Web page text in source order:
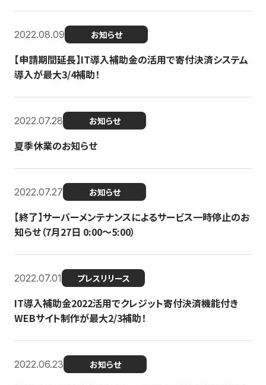
2022.08.09 お知らせ
【申請期間延長】IT導入補助金の活用で寄付決済システム
導入が最大3/4補助！
2022.07.28 お知らせ
夏季休業のお知らせ
2022.07.27 お知らせ
【終了】サーバーメンテナンスによるサービス一時停止のお
知らせ（7月27日 0:00〜5:00）
2022.07.01 プレスリリース
IT導入補助金2022活用でクレジット寄付決済機能付き
WEBサイト制作が最大2/3補助！
2022.06.23 お知らせ